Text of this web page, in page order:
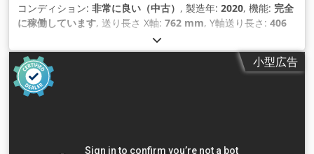
コンディション: 非常に良い（中古） , 製造年: 2020, 機能: 完全
に稼働しています, 送り長さ X軸: 762 mm, Y軸送り長さ: 406
, コントローラモデル:
回転速度（最大）:12,000 回転/分, ツールマガジンのスロット
数:30, 装備: ドキュメント / マニュアル, 切屑搬送装置,
小型広告